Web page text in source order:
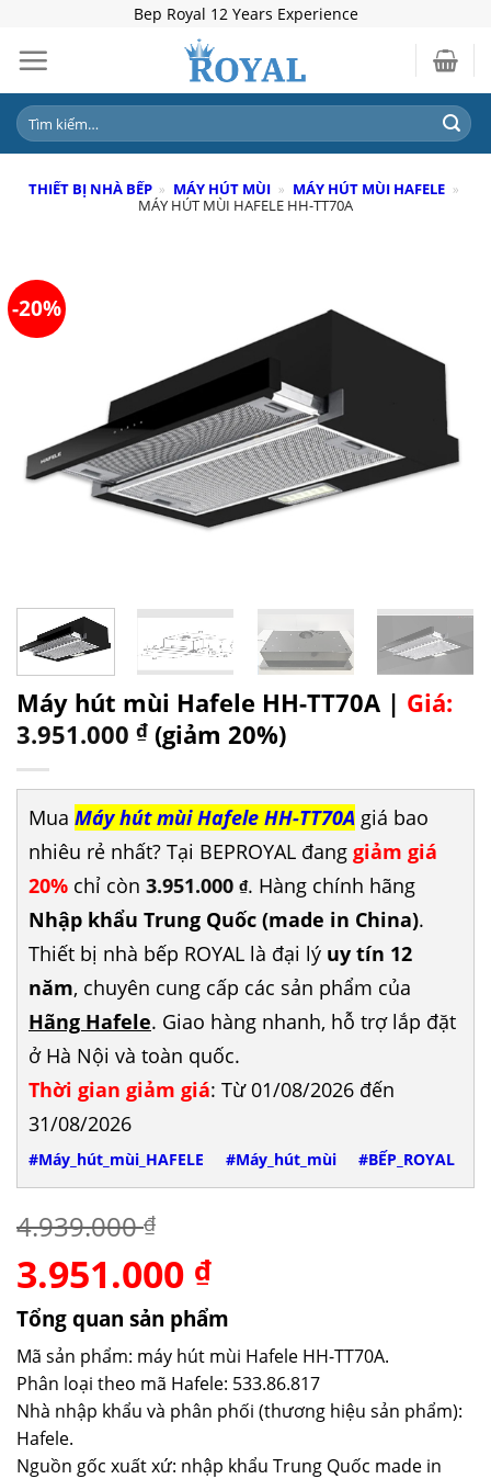
content
Bep Royal 12 Years Experience
Tìm
kiếm:
THIẾT BỊ NHÀ BẾP » MÁY HÚT MÙI » MÁY HÚT MÙI HAFELE »
MÁY HÚT MÙI HAFELE HH-TT70A
-20%
Máy hút mùi Hafele HH-TT70A | Giá:
3.951.000 ₫ (giảm 20%)
Mua Máy hút mùi Hafele HH-TT70A giá bao
nhiêu rẻ nhất? Tại BEPROYAL đang giảm giá
20% chỉ còn 3.951.000 ₫. Hàng chính hãng
Nhập khẩu Trung Quốc (made in China).
Thiết bị nhà bếp ROYAL là đại lý uy tín 12
năm, chuyên cung cấp các sản phẩm của
Hãng Hafele. Giao hàng nhanh, hỗ trợ lắp đặt
ở Hà Nội và toàn quốc.
Thời gian giảm giá: Từ 01/08/2026 đến
31/08/2026
#Máy_hút_mùi_HAFELE #Máy_hút_mùi #BẾP_ROYAL
4.939.000₫
Giá
gốc
là:
4.939.000 ₫.
3.951.000 ₫Giá
tại
là:
3.951.000 ₫.
Tổng quan sản phẩm
Mã sản phẩm: máy hút mùi Hafele HH-TT70A.
Phân loại theo mã Hafele: 533.86.817
Nhà nhập khẩu và phân phối (thương hiệu sản phẩm):
Hafele.
Nguồn gốc xuất xứ: nhập khẩu Trung Quốc made in